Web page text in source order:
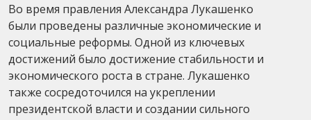
Во время правления Александра Лукашенко
были проведены различные экономические и
социальные реформы. Одной из ключевых
достижений было достижение стабильности и
экономического роста в стране. Лукашенко
также сосредоточился на укреплении
президентской власти и создании сильного